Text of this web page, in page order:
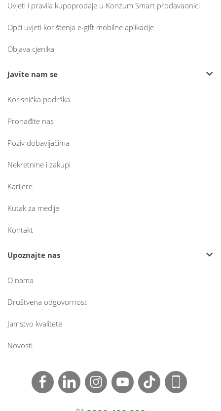
Uvjeti i pravila kupoprodaje u Konzum Smart prodavaonici
Opći uvjeti korištenja e-gift mobilne aplikacije
Objava cjenika
Javite nam se
Korisnička podrška
Pronađite nas
Poziv dobavljačima
Nekretnine i zakupi
Karijere
Kutak za medije
Kontakt
Upoznajte nas
O nama
Društvena odgovornost
Jamstvo kvalitete
Novosti